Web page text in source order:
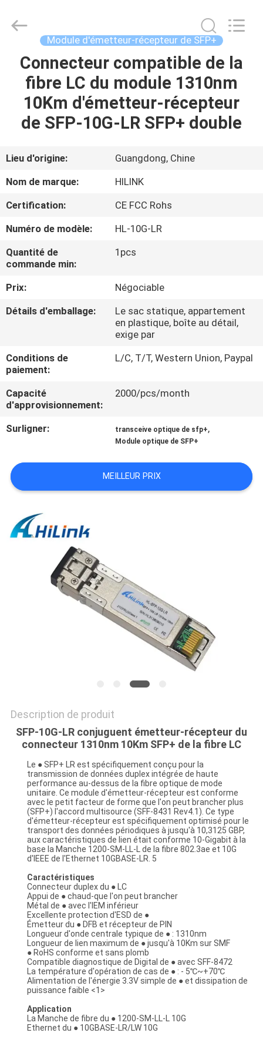
MAISON
À
PROPOS
NOUS
DE
L'USINE
CONTRÔLE
DE
LA
QUALITÉ
CONTACTER
LES
AFFAIRES
DEMANDEZ
POLITIQUE
CONFIDENTIALITÉ
HiLink
Technology
Reserved.
Module d'émetteur-récepteur de SFP+
Connecteur compatible de la
fibre LC du module 1310nm
10Km d'émetteur-récepteur
de SFP-10G-LR SFP+ double
Lieu d'origine:
Guangdong, Chine
Nom de marque:
HILINK
Certification:
CE FCC Rohs
Numéro de modèle:
HL-10G-LR
Quantité de
commande min:
1pcs
Prix:
Négociable
Détails d'emballage:
Le sac statique, appartement
en plastique, boîte au détail,
exige par
Conditions de
paiement:
L/C, T/T, Western Union, Paypal
Capacité
d'approvisionnement:
2000/pcs/month
Surligner: transceive optique de sfp+,
Module optique de SFP+
MEILLEUR PRIX
Description de produit
SFP-10G-LR conjuguent émetteur-récepteur du
connecteur 1310nm 10Km SFP+ de la fibre LC
Le ● SFP+ LR est spécifiquement conçu pour la
transmission de données duplex intégrée de haute
performance au-dessus de la fibre optique de mode
unitaire. Ce module d'émetteur-récepteur est conforme
avec le petit facteur de forme que l'on peut brancher plus
(SFP+) l'accord multisource (SFF-8431 Rev4.1). Ce type
d'émetteur-récepteur est spécifiquement optimisé pour le
transport des données périodiques à jusqu'à 10,3125 GBP,
aux caractéristiques de lien était conforme 10-Gigabit à la
base la Manche 1200-SM-LL-L de la fibre 802.3ae et 10G
d'IEEE de l'Ethernet 10GBASE-LR. 5
Caractéristiques
Connecteur duplex du ● LC
Appui de ● chaud-que l'on peut brancher
Métal de ● avec l'IEM inférieur
Excellente protection d'ESD de ●
Émetteur du ● DFB et récepteur de PIN
Longueur d'onde centrale typique de ● : 1310nm
Longueur de lien maximum de ● jusqu'à 10Km sur SMF
● RoHS conforme et sans plomb
Compatible diagnostique de Digital de ● avec SFF-8472
La température d'opération de cas de ● : - 5℃~+70℃
Alimentation de l'énergie 3.3V simple de ● et dissipation de
puissance faible <1>
Application
La Manche de fibre du ● 1200-SM-LL-L 10G
Ethernet du ● 10GBASE-LR/LW 10G